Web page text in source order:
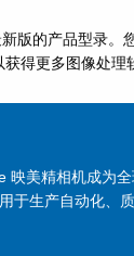
版的产品型录。
得更多图像处理
映美精相机成为
于生产自动化、